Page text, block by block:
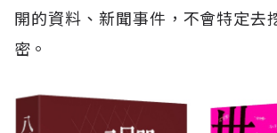
開的資料、新聞事件，不會特定去
密。